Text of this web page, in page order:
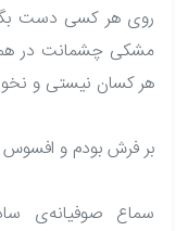
روی هر کسی دست
مشکی چشمانت در همان
هر کسان نیستی و
بر فرش بودم و افسوس
سماع صوفیانه‌ی